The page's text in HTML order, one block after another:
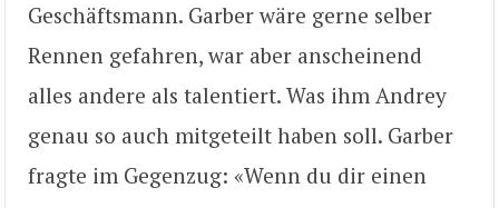
Geschäftsmann. Garber wäre gerne selber
Rennen gefahren, war aber anscheinend
alles andere als talentiert. Was ihm Andrey
genau so auch mitgeteilt haben soll. Garber
fragte im Gegenzug: «Wenn du dir einen